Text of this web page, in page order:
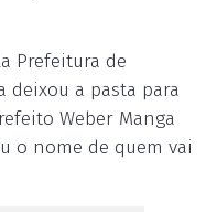
Prefeitura de
deixou a pasta para
Weber Manga
o nome de quem vai